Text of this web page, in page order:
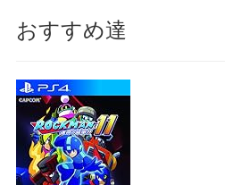
おすすめ達